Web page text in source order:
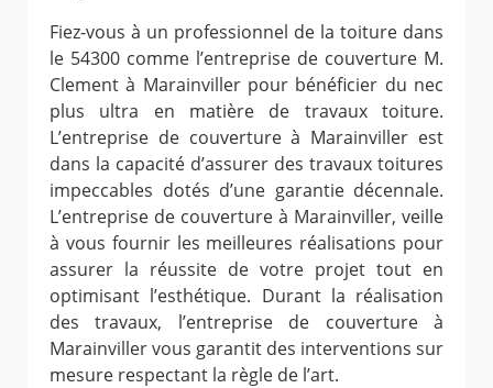
Fiez-vous à un professionnel de la toiture dans
le 54300 comme l’entreprise de couverture M.
Clement à Marainviller pour bénéficier du nec
plus ultra en matière de travaux toiture.
L’entreprise de couverture à Marainviller est
dans la capacité d’assurer des travaux toitures
impeccables dotés d’une garantie décennale.
L’entreprise de couverture à Marainviller, veille
à vous fournir les meilleures réalisations pour
assurer la réussite de votre projet tout en
optimisant l’esthétique. Durant la réalisation
des travaux, l’entreprise de couverture à
Marainviller vous garantit des interventions sur
mesure respectant la règle de l’art.